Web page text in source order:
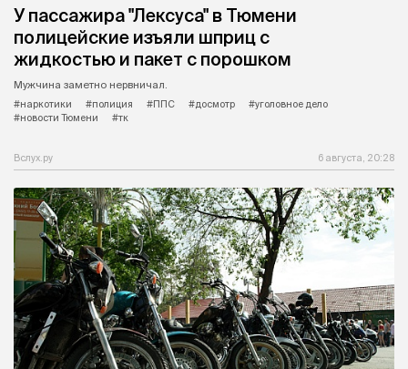
У пассажира "Лексуса" в Тюмени
полицейские изъяли шприц с
жидкостью и пакет с порошком
Мужчина заметно нервничал.
#наркотики
#полиция #ППС #досмотр
#уголовное дело
#новости Тюмени
#тк
Вслух.ру 6 августа, 20:28